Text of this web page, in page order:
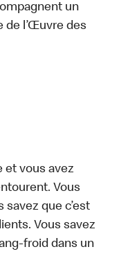
un
de l’Œuvre des
et vous avez
Vous
que c’est
Vous savez
froid dans un